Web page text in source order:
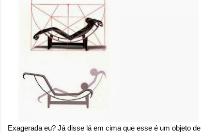
Exagerada eu? Já disse lá em cima que esse é um objeto de